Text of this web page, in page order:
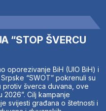
“STOP ŠVERCU
oporezivanje BiH (UIO BiH) i
“SWOT” pokrenuli su
protiv šverca duvana, ove
Cilj kampanje
svijesti građana o štetnosti i